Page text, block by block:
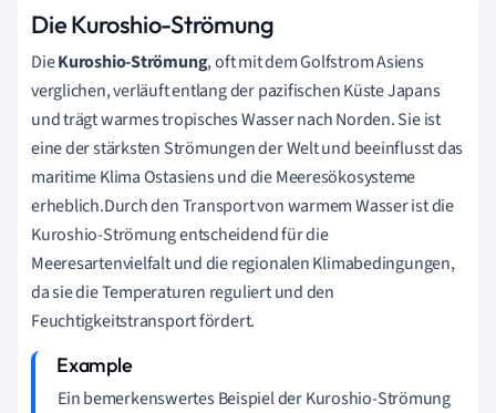
Die Kuroshio-Strömung
DieKuroshio-Strömung, oft mit dem Golfstrom Asiens
verglichen, verläuft entlang der pazifischen Küste Japans
und trägt warmes tropisches Wasser nach Norden. Sie ist
eine der stärksten Strömungen der Welt und beeinflusst das
maritime Klima Ostasiens und die Meeresökosysteme
erheblich.Durch den Transport von warmem Wasser ist die
Kuroshio-Strömung entscheidend für die
Meeresartenvielfalt und die regionalen Klimabedingungen,
da sie die Temperaturen reguliert und den
Feuchtigkeitstransport fördert.
Ein bemerkenswertes Beispiel der Kuroshio-Strömung